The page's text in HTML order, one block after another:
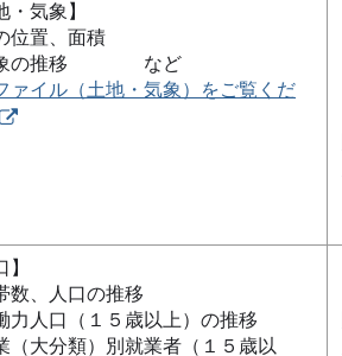
・気象】
位置、面積
象の推移 など
ァイル（土地・気象）をご覧くだ
】
数、人口の推移
力人口（１５歳以上）の推移
（大分類）別就業者（１５歳以